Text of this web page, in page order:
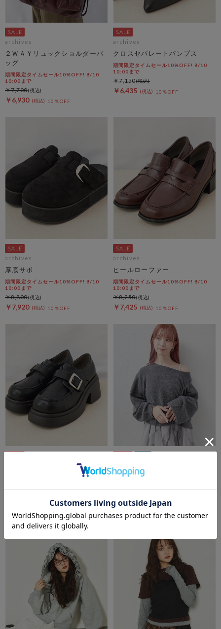
archives
２ＷＡＹリュックショルダーバ
ッグ
期間限定タイムセール10%OFF! 8/10
10:00まで
￥6,930 10％OFF
￥7,700
archives
クロスセパレートパンプス
期間限定タイムセール10%OFF! 8/10
10:00まで
￥6,435 10％OFF
￥7,150
archives
厚底サボ
期間限定タイムセール10%OFF! 8/10
10:00まで
￥7,920 10％OFF
￥8,800
archives
ヒールローファー
期間限定タイムセール10%OFF! 8/10
10:00まで
￥7,425 10％OFF
￥8,250
期間限定タイムセール10%OFF! 8/10
￥7,425 10％OFF
アシメドロストラメメッシュニ
￥5,445 10％OFF
￥6,050